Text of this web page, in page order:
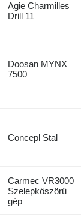
Agie Charmilles
Drill 11
Doosan MYNX
7500
Concepl Stal
Carmec VR3000
Szelepköszörű
gép